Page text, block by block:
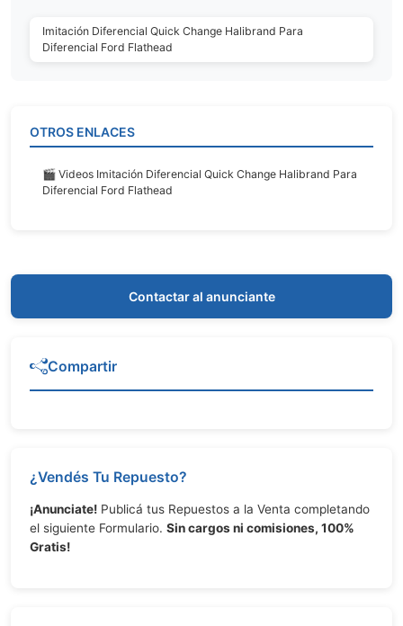
Imitación Diferencial Quick Change Halibrand Para
Diferencial Ford Flathead
OTROS ENLACES
🎬 Videos Imitación Diferencial Quick Change Halibrand Para
Diferencial Ford Flathead
Contactar al anunciante
Compartir
¿Vendés Tu Repuesto?
¡Anunciate! Publicá tus Repuestos a la Venta completando
el siguiente Formulario. Sin cargos ni comisiones, 100%
Gratis!